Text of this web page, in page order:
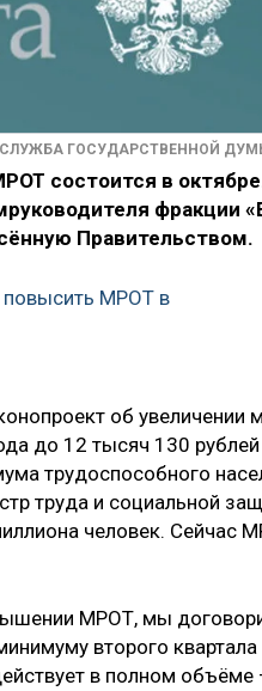
ГОСУДАРСТВЕННОЙ
состоится в
фракции
Правительством.
повысить МРОТ в
об увеличении
до 12 тысяч 130
трудоспособного
труда и социальной
человек. Сейчас
МРОТ, мы
второго
в полном объёме